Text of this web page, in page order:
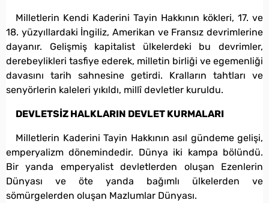
Milletlerin Kendi Kaderini Tayin Hakkının kökleri, 17. ve
18. yüzyıllardaki İngiliz, Amerikan ve Fransız devrimlerine
dayanır. Gelişmiş kapitalist ülkelerdeki bu devrimler,
derebeylikleri tasfiye ederek, milletin birliği ve egemenliği
davasını tarih sahnesine getirdi. Kralların tahtları ve
senyörlerin kaleleri yıkıldı, millî devletler kuruldu.
DEVLETSİZ HALKLARIN DEVLET KURMALARI
Milletlerin Kaderini Tayin Hakkının asıl gündeme gelişi,
emperyalizm dönemindedir. Dünya iki kampa bölündü.
Bir yanda emperyalist devletlerden oluşan Ezenlerin
Dünyası ve öte yanda bağımlı ülkelerden ve
sömürgelerden oluşan Mazlumlar Dünyası.